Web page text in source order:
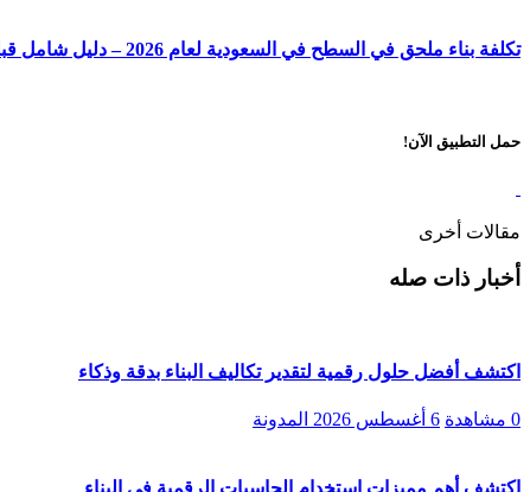
تكلفة بناء ملحق في السطح في السعودية لعام 2026 – دليل شامل قبل البناء
حمل التطبيق الآن!
مقالات أخرى
أخبار ذات صله
اكتشف أفضل حلول رقمية لتقدير تكاليف البناء بدقة وذكاء
0 مشاهدة 6 أغسطس 2026 المدونة